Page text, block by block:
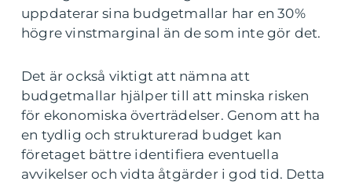
uppdaterar sina budgetmallar har en 30%
högre vinstmarginal än de som inte gör det.
Det är också viktigt att nämna att
budgetmallar hjälper till att minska risken
för ekonomiska överträdelser. Genom att ha
en tydlig och strukturerad budget kan
företaget bättre identifiera eventuella
avvikelser och vidta åtgärder i god tid. Detta